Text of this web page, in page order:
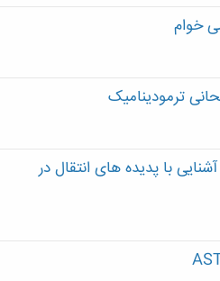
خوام
ترمودینامیک
با پدیده های انتقال در